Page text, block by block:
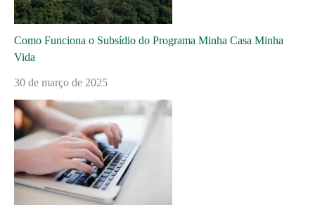
Como Funciona o Subsídio do Programa Minha Casa Minha
Vida
30 de março de 2025